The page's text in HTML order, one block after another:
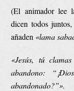
(El animador lee
dicen todos
añaden «lama
«Jesús, tú
abandono:
abandonado?”».